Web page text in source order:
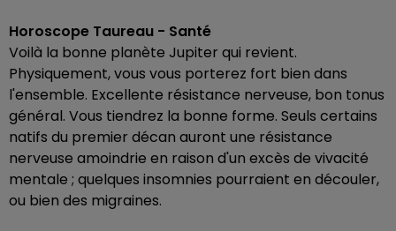
Horoscope Taureau - Santé
Voilà la bonne planète Jupiter qui revient.
Physiquement, vous vous porterez fort bien dans
l'ensemble. Excellente résistance nerveuse, bon tonus
général. Vous tiendrez la bonne forme. Seuls certains
natifs du premier décan auront une résistance
nerveuse amoindrie en raison d'un excès de vivacité
mentale ; quelques insomnies pourraient en découler,
ou bien des migraines.